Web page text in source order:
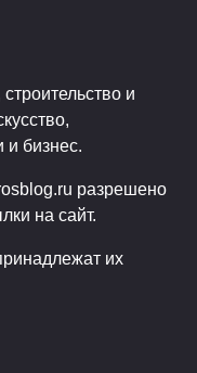
и
и бизнес.
разрешено
на сайт.
их